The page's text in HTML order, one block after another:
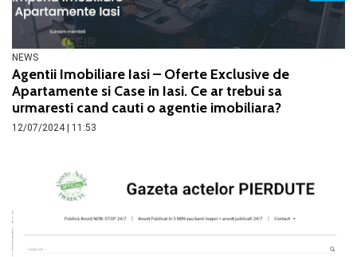
NEWS
Agentii Imobiliare Iasi – Oferte Exclusive de
Apartamente si Case in Iasi. Ce ar trebui sa
urmaresti cand cauti o agentie imobiliara?
12/07/2024 | 11:53